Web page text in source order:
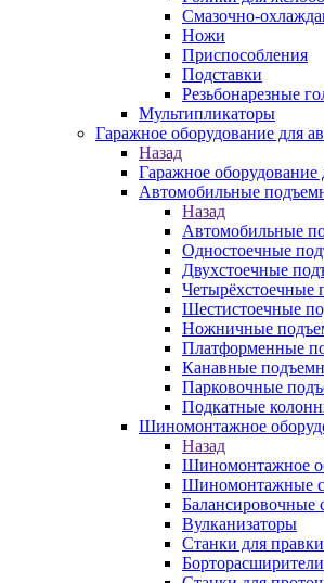
Смазочно-
Ножи
Приспособления
Подставки
Резьбонарезные
Мультипликаторы
Гаражное оборудование для
Назад
Гаражное оборудование
Автомобильные
Назад
Автомобильные
Одностоечные
Двухстоечные
Четырёхстоечные
Шестистоечные
Ножничные
Платформенные
Канавные
Парковочные
Подкатные
Шиномонтажное
Назад
Шиномонтажное
Шиномонтажные
Балансировочные
Вулканизаторы
Станки для
Борторасширители